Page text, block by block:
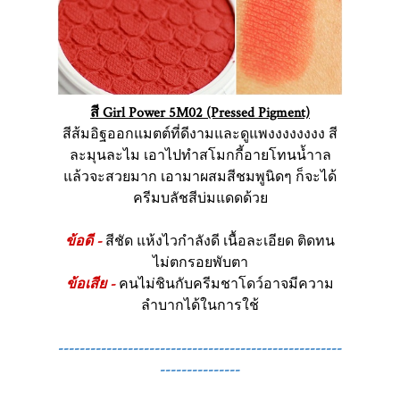
สี Girl Power 5M02 (Pressed Pigment)
สีส้มอิฐออกแมตต์ที่ดีงามและดูแพงงงงงงงง สี
ละมุนละไม เอาไปทำสโมกกี้อายโทนน้ำาล
แล้วจะสวยมาก เอามาผสมสีชมพูนิดๆ ก็จะได้
ครีมบลัชสีบ่มแดดด้วย
ข้อดี -สีชัด แห้งไวกำลังดี เนื้อละเอียด ติดทน
ไม่ตกรอยพับตา
ข้อเสีย -คนไม่ชินกับครีมชาโดว์อาจมีความ
ลำบากได้ในการใช้
-----------------------------------------------------
---------------